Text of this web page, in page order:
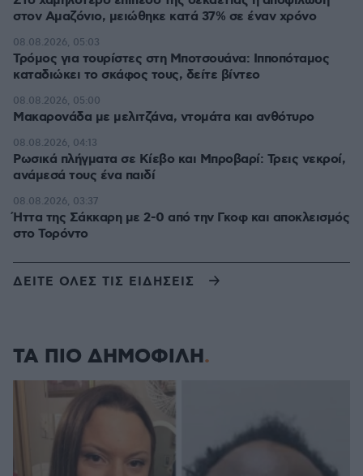
στον Αμαζόνιο, μειώθηκε κατά 37% σε έναν χρόνο
Τρόμος για τουρίστες στη Μποτσουάνα: Ιπποπόταμος
καταδιώκει το σκάφος τους, δείτε βίντεο
08.08.2026, 05:03
Μακαρονάδα με μελιτζάνα, ντομάτα και ανθότυρο
08.08.2026, 05:00
Ρωσικά πλήγματα σε Κίεβο και Μπροβαρί: Τρεις νεκροί,
ανάμεσά τους ένα παιδί
08.08.2026, 04:13
Ήττα της Σάκκαρη με 2-0 από την Γκοφ και αποκλεισμός
στο Τορόντο
08.08.2026, 03:37
ΔΕΙΤΕ ΟΛΕΣ ΤΙΣ ΕΙΔΗΣΕΙΣ
ΤΑ ΠΙΟ ΔΗΜΟΦΙΛΗ